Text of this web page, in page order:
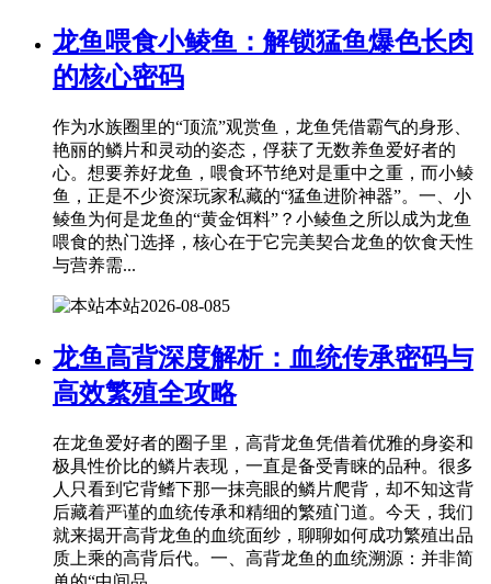
龙鱼喂食小鲮鱼：解锁猛鱼爆色长肉
的核心密码
作为水族圈里的“顶流”观赏鱼，龙鱼凭借霸气的身形、
艳丽的鳞片和灵动的姿态，俘获了无数养鱼爱好者的
心。想要养好龙鱼，喂食环节绝对是重中之重，而小鲮
鱼，正是不少资深玩家私藏的“猛鱼进阶神器”。一、小
鲮鱼为何是龙鱼的“黄金饵料”？小鲮鱼之所以成为龙鱼
喂食的热门选择，核心在于它完美契合龙鱼的饮食天性
与营养需...
本站2026-08-085
龙鱼高背深度解析：血统传承密码与
高效繁殖全攻略
在龙鱼爱好者的圈子里，高背龙鱼凭借着优雅的身姿和
极具性价比的鳞片表现，一直是备受青睐的品种。很多
人只看到它背鳍下那一抹亮眼的鳞片爬背，却不知这背
后藏着严谨的血统传承和精细的繁殖门道。今天，我们
就来揭开高背龙鱼的血统面纱，聊聊如何成功繁殖出品
质上乘的高背后代。一、高背龙鱼的血统溯源：并非简